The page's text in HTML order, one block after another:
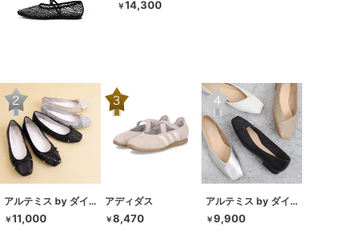
￥14,300
アルテミス by ダイアナ
￥11,000
アディダス
￥8,470
アルテミス by ダイアナ
￥9,900